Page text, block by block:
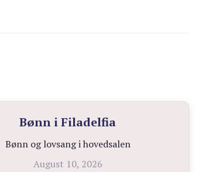
Bønn i Filadelfia
Bønn og lovsang i hovedsalen
August 10, 2026